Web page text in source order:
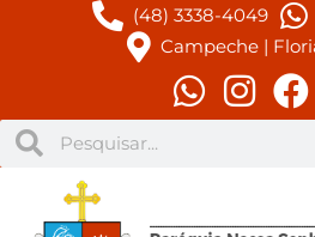
(48) 3338-4049
Campeche |